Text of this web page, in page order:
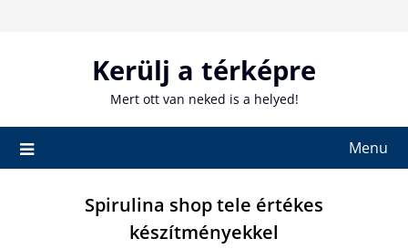
Kerülj a térképre
Mert ott van neked is a helyed!
Menu
Spirulina shop tele értékes
készítményekkel